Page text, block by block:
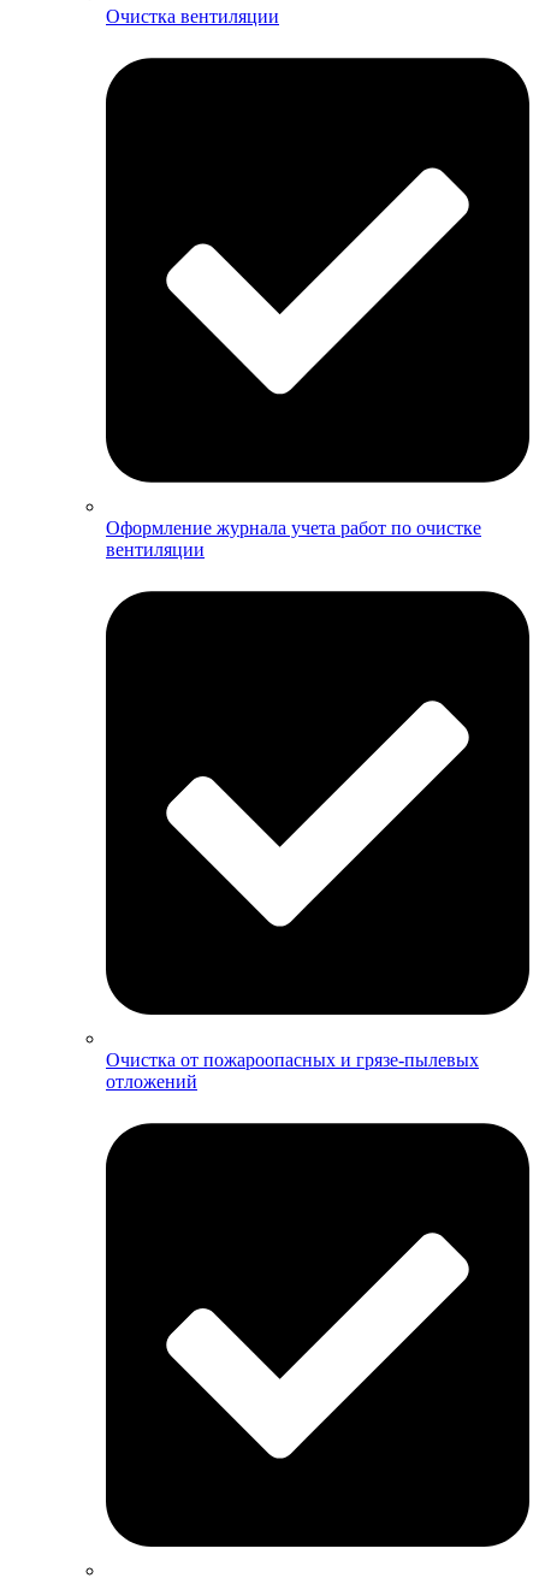
Очистка вентиляции
Оформление журнала учета работ по очистке
вентиляции
Очистка от пожароопасных и грязе-пылевых
отложений